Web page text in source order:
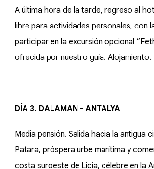
A última hora de la tarde, regreso al
libre para actividades personales, con
participar en la excursión opcional
ofrecida por nuestro guía. Alojamiento.
DÍA 3. DALAMAN - ANTALYA
Media pensión. Salida hacia la antigua
Patara, próspera urbe marítima y
costa suroeste de Licia, célebre en la